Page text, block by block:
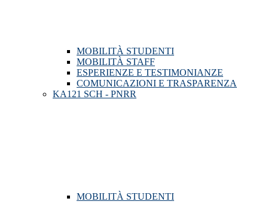
MOBILITÀ STUDENTI
MOBILITÀ STAFF
ESPERIENZE E TESTIMONIANZE
COMUNICAZIONI E TRASPARENZA
KA121 SCH - PNRR
MOBILITÀ STUDENTI